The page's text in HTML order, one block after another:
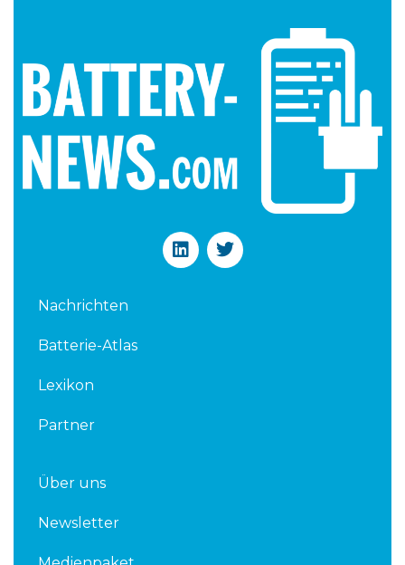
L
i
T
w
Nachrichten
Batterie-Atlas
Lexikon
Partner
Über uns
Newsletter